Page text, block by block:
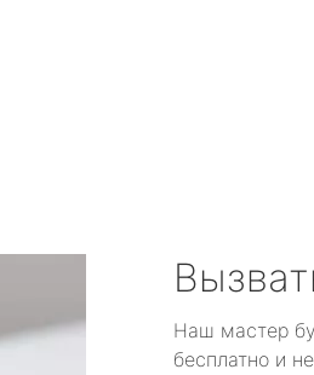
Наш мастер
бесплатно и